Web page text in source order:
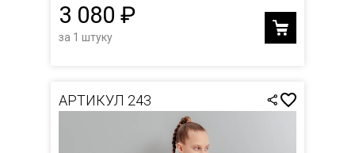
3 080 ₽
за 1 штуку
АРТИКУЛ 243